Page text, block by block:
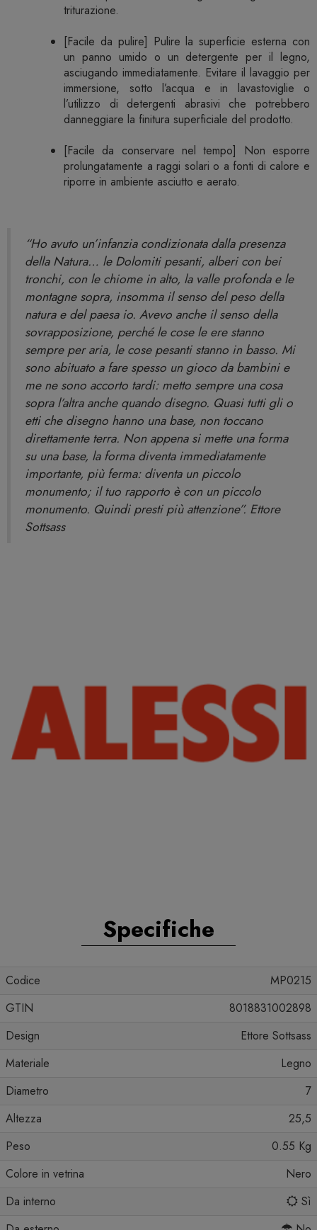
triturazione.
[Facile da pulire] Pulire la superficie esterna con
un panno umido o un detergente per il legno,
asciugando immediatamente. Evitare il lavaggio per
immersione, sotto l’acqua e in lavastoviglie o
l’utilizzo di detergenti abrasivi che potrebbero
danneggiare la finitura superficiale del prodotto.
[Facile da conservare nel tempo] Non esporre
prolungatamente a raggi solari o a fonti di calore e
riporre in ambiente asciutto e aerato.
“Ho avuto un’infanzia condizionata dalla presenza
della Natura… le Dolomiti pesanti, alberi con bei
tronchi, con le chiome in alto, la valle profonda e le
montagne sopra, insomma il senso del peso della
natura e del paesa io. Avevo anche il senso della
sovrapposizione, perché le cose le ere stanno
sempre per aria, le cose pesanti stanno in basso. Mi
sono abituato a fare spesso un gioco da bambini e
me ne sono accorto tardi: metto sempre una cosa
sopra l’altra anche quando disegno. Quasi tutti gli o
etti che disegno hanno una base, non toccano
direttamente terra. Non appena si mette una forma
su una base, la forma diventa immediatamente
importante, più ferma: diventa un piccolo
monumento; il tuo rapporto è con un piccolo
monumento. Quindi presti più attenzione”. Ettore
Sottsass
Specifiche
Codice
MP0215
GTIN
8018831002898
Design
Ettore Sottsass
Materiale
Legno
Diametro
7
Altezza
25,5
Peso
0.55 Kg
Colore in vetrina
Nero
Da interno
Sì